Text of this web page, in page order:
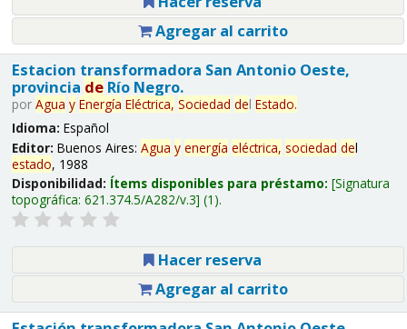
Agregar al carrito
Estacion transformadora San Antonio Oeste,
provincia deRío Negro.
por Agua y Energía Eléctrica, Sociedad del Estado.
Idioma: Español
Editor: Buenos Aires: Agua y energía eléctrica, sociedad del
estado, 1988
Disponibilidad: Ítems disponibles para préstamo: Signatura
topográfica: 621.374.5/A282/v.3 (1).
Hacer reserva
Agregar al carrito